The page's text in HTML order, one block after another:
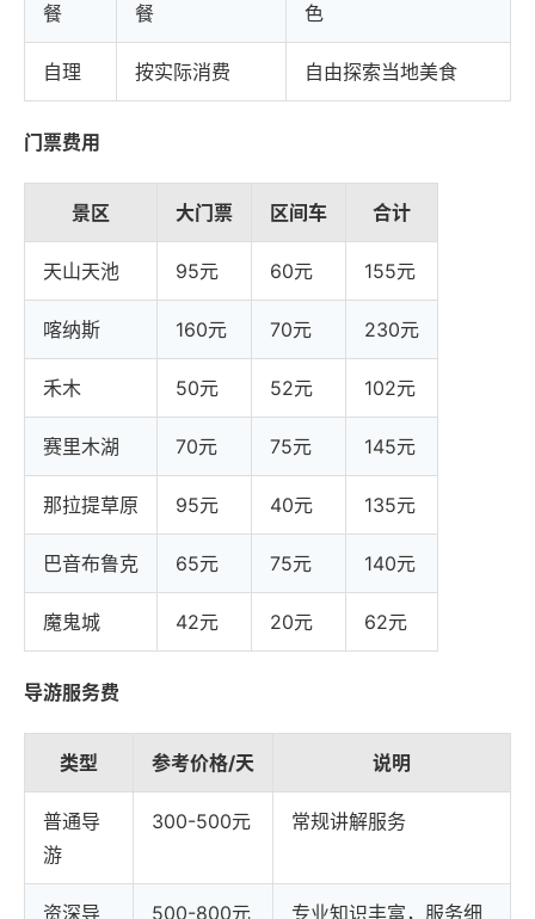
餐
餐
色
自理 按实际消费 自由探索当地美食
门票费用
景区 大门票 区间车 合计
天山天池 95元 60元 155元
喀纳斯 160元 70元 230元
禾木 50元 52元 102元
赛里木湖 70元 75元 145元
那拉提草原 95元 40元 135元
巴音布鲁克 65元 75元 140元
魔鬼城 42元 20元 62元
导游服务费
类型 参考价格/天 说明
普通导
游
300-500元 常规讲解服务
资深导
500-800元
专业知识丰富，服务细